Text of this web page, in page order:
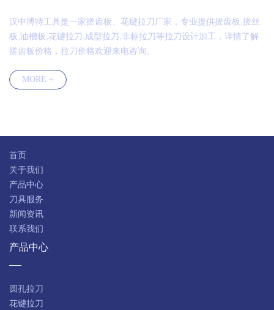
汉中博特工具是一家搓齿板、花键拉刀厂家，专业提供搓齿板,搓丝
板,油槽板,花键拉刀,成型拉刀,非标拉刀等拉刀设计加工，详情了解
搓齿板价格，拉刀价格欢迎来电咨询。
MORE +
首页
关于我们
产品中心
刀具服务
新闻资讯
联系我们
产品中心
圆孔拉刀
花键拉刀